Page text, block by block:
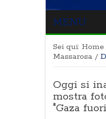
MENU
Sei qui: Home
Massarosa /
Oggi si
mostra
"Gaza